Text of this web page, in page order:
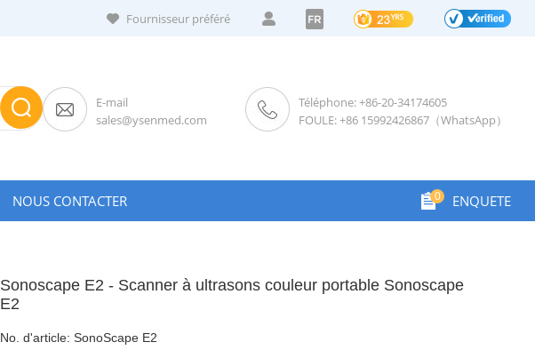
Fournisseur préféré FR
E-mail
sales@ysenmed.com
Téléphone: +86-20-34174605
FOULE: +86 15992426867（WhatsApp）
0 ENQUETE
NOUS CONTACTER
Sonoscape E2 - Scanner à ultrasons couleur portable Sonoscape
E2
No. d'article: SonoScape E2